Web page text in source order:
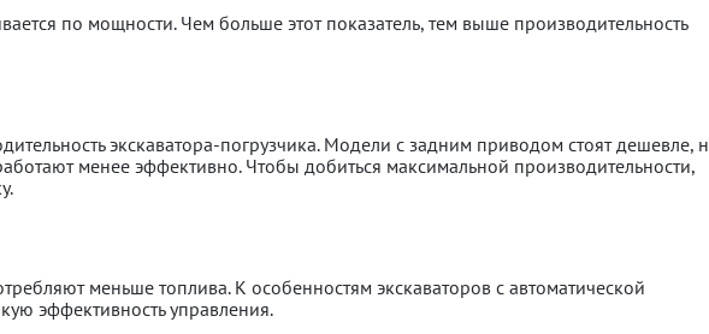
по мощности. Чем больше этот показатель, тем выше производительность
экскаватора-погрузчика. Модели с задним приводом стоят дешевле,
менее эффективно. Чтобы добиться максимальной производительности,
меньше топлива. К особенностям экскаваторов с автоматической
эффективность управления.